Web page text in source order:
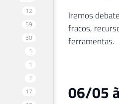
12
59
30
1
1
1
17
Iremos
fracos,
ferramentas.
06/05